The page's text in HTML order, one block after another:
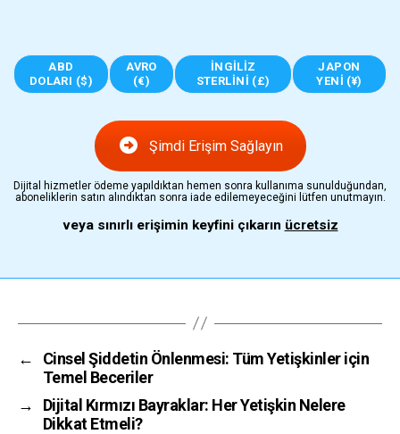
ABD
DOLARI ($)
AVRO
(€)
İNGILIZ
STERLINI (£)
JAPON
YENI (¥)
Şimdi Erişim Sağlayın
Dijital hizmetler ödeme yapıldıktan hemen sonra kullanıma sunulduğundan,
aboneliklerin satın alındıktan sonra iade edilemeyeceğini lütfen unutmayın.
veya sınırlı erişimin keyfini çıkarın ücretsiz
←
Cinsel Şiddetin Önlenmesi: Tüm Yetişkinler için
Temel Beceriler
→
Dijital Kırmızı Bayraklar: Her Yetişkin Nelere
Dikkat Etmeli?